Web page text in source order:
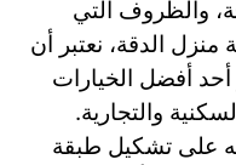
والظروف التي
الدقة، نعتبر أن
أفضل الخيارات
والتجارية.
على تشكيل طبقة